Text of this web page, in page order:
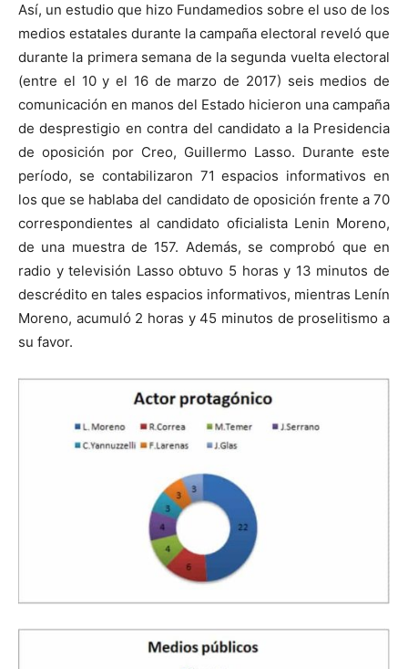
Así, un estudio que hizo Fundamedios sobre el uso de los
medios estatales durante la campaña electoral reveló que
durante la primera semana de la segunda vuelta electoral
(entre el 10 y el 16 de marzo de 2017) seis medios de
comunicación en manos del Estado hicieron una campaña
de desprestigio en contra del candidato a la Presidencia
de oposición por Creo, Guillermo Lasso. Durante este
período, se contabilizaron 71 espacios informativos en
los que se hablaba del candidato de oposición frente a 70
correspondientes al candidato oficialista Lenin Moreno,
de una muestra de 157. Además, se comprobó que en
radio y televisión Lasso obtuvo 5 horas y 13 minutos de
descrédito en tales espacios informativos, mientras Lenín
Moreno, acumuló 2 horas y 45 minutos de proselitismo a
su favor.